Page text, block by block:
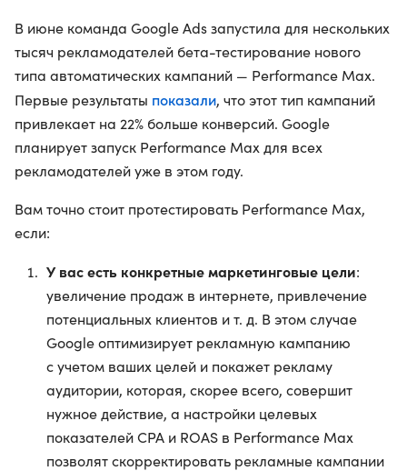
В июне команда Google Ads запустила для нескольких
тысяч рекламодателей бета-тестирование нового
типа автоматических кампаний — Performance Max.
Первые результаты показали, что этот тип кампаний
привлекает на 22% больше конверсий. Google
планирует запуск Performance Max для всех
рекламодателей уже в этом году.
Вам точно стоит протестировать Performance Max,
если:
У вас есть конкретные маркетинговые цели:
увеличение продаж в интернете, привлечение
потенциальных клиентов и т. д. В этом случае
Google оптимизирует рекламную кампанию
с учетом ваших целей и покажет рекламу
аудитории, которая, скорее всего, совершит
нужное действие, а настройки целевых
показателей CPA и ROAS в Performance Max
позволят скорректировать рекламные кампании